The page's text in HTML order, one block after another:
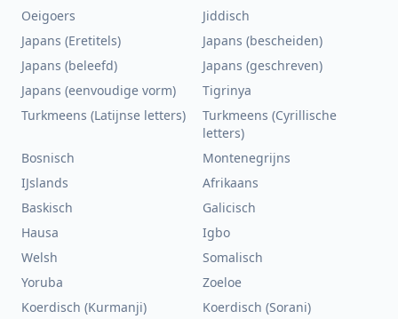
Oeigoers
Jiddisch
Japans (Eretitels)
Japans (bescheiden)
Japans (beleefd)
Japans (geschreven)
Japans (eenvoudige vorm)
Tigrinya
Turkmeens (Latijnse letters)
Turkmeens (Cyrillische
letters)
Bosnisch
Montenegrijns
IJslands
Afrikaans
Baskisch
Galicisch
Hausa
Igbo
Welsh
Somalisch
Yoruba
Zoeloe
Koerdisch (Kurmanji)
Koerdisch (Sorani)